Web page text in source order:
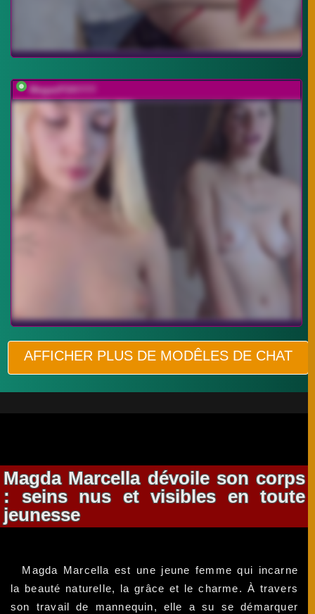
MeganFOXYYY
AFFICHER PLUS DE MODÊLES DE CHAT
Magda Marcella dévoile son corps
: seins nus et visibles en toute
jeunesse
Magda Marcella est une jeune femme qui incarne
la beauté naturelle, la grâce et le charme. À travers
son travail de mannequin, elle a su se démarquer